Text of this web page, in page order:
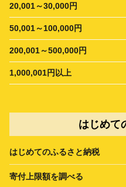
20,001～30,000円
50,001～100,000円
200,001～500,000円
1,000,001円以上
はじめて
はじめてのふるさと納税
寄付上限額を調べる